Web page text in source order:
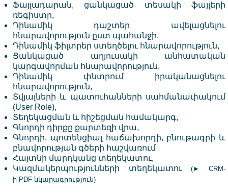
Ֆայլադարան, ցանկացած տեսակի ֆայլերի
ռեգիստր,
Դինամիկ դաշտեր ավելացնելու
հնարավորություն ըստ պահանջի,
Դինամիկ ֆիլտրեր ստեղծելու հնարավորություն,
Ցանկացած աղյուսակի անհատական
կարգավորման հնարավորություն,
Դինամիկ փնտրում իրականացնելու
հնարավորություն,
Տվյալների և պատուհանների սահմանափակում
(User Role),
Տեղեկացման և հիշեցման համակարգ,
Գնորդի դիրքը քարտեզի վրա,
Գնորդի, պոտենցիալ հաճախորդի, բնութագրի և
բնավորության գծերի հաշվառում
Հայտնի մարդկանց տեղեկատու,
Կազմակերպությունների տեղեկատու(► CRM-
ի PDF նկարագրություն)